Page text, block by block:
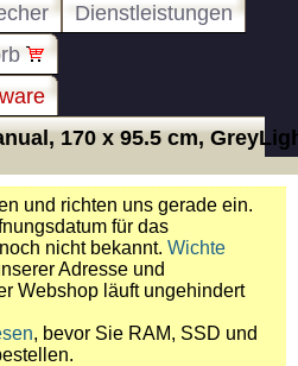
Dienstleistungen
170 x 95.5 cm,
und richten uns gerade ein.
für das
nicht bekannt. Wichte
Adresse und
Webshop läuft ungehindert
, bevor Sie RAM, SSD und